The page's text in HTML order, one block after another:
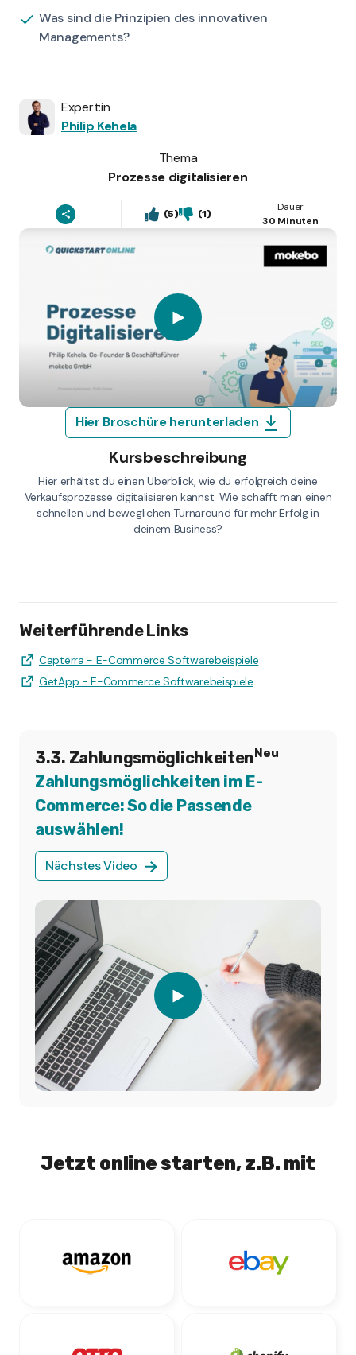
Was sind die Prinzipien des innovativen
Managements?
Hier Broschüre herunterladen
Expert:in
Philip Kehela
Thema
Prozesse digitalisieren
Dauer
30 Minuten
(1)
(5)
Kursbeschreibung
Hier erhältst du einen Überblick, wie du erfolgreich deine
Verkaufsprozesse digitalisieren kannst. Wie schafft man einen
schnellen und beweglichen Turnaround für mehr Erfolg in
deinem Business?
Weiterführende Links
Capterra - E-Commerce Softwarebeispiele
GetApp - E-Commerce Softwarebeispiele
3.3. ZahlungsmöglichkeitenNeu
Zahlungsmöglichkeiten im E-
Commerce: So die Passende
auswählen!
Nächstes Video
Jetzt online starten, z.B. mit